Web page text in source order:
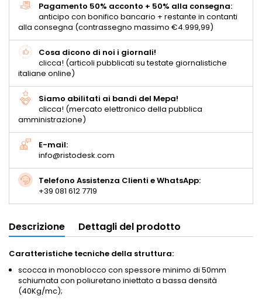
Pagamento 50% acconto + 50% alla consegna:
anticipo con bonifico bancario + restante in contanti
alla consegna (contrassegno massimo €4.999,99)
Cosa dicono di noi i giornali!
clicca! (articoli pubblicati su testate giornalistiche
italiane online)
Siamo abilitati ai bandi del Mepa!
clicca! (mercato elettronico della pubblica
amministrazione)
E-mail:
info@ristodesk.com
Telefono Assistenza Clienti e WhatsApp:
+39 081 612 7719
Descrizione Dettagli del prodotto
Caratteristiche tecniche della struttura:
scocca in monoblocco con spessore minimo di 50mm
schiumata con poliuretano iniettato a bassa densità
(40Kg/mc);